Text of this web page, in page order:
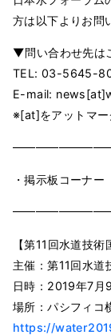
方は以下よりお問
▼問い合わせ先は
TEL: 03-5645-
E-mail:
※[at]をアットマー
・掲示板コーナー
【第11回水道技術
主催：第11回水道
日時：2019年7月
場所：パシフィ
https://